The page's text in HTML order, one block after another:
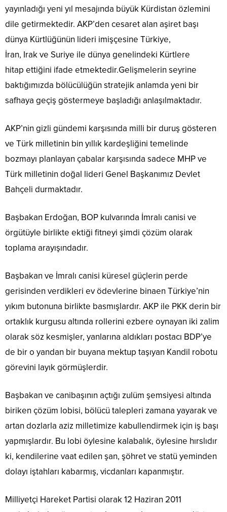
yayınladığı yeni yıl mesajında büyük Kürdistan özlemini
dile getirmektedir. AKP’den cesaret alan aşiret başı
dünya Kürtlüğünün lideri imişçesine Türkiye,
İran, Irak ve Suriye ile dünya genelindeki Kürtlere
hitap ettiğini ifade etmektedir.Gelişmelerin seyrine
baktığımızda bölücülüğün stratejik anlamda yeni bir
safhaya geçiş göstermeye başladığı anlaşılmaktadır.
AKP’nin gizli gündemi karşısında milli bir duruş gösteren
ve Türk milletinin bin yıllık kardeşliğini temelinde
bozmayı planlayan çabalar karşısında sadece MHP ve
Türk milletinin doğal lideri Genel Başkanımız Devlet
Bahçeli durmaktadır.
Başbakan Erdoğan, BOP kulvarında İmralı canisi ve
örgütüyle birlikte ektiği fitneyi şimdi çözüm olarak
toplama arayışındadır.
Başbakan ve İmralı canisi küresel güçlerin perde
gerisinden verdikleri ev ödevlerine binaen Türkiye’nin
yıkım butonuna birlikte basmışlardır. AKP ile PKK derin bir
ortaklık kurgusu altında rollerini ezbere oynayan iki zalim
olarak söz kesmişler, yanlarına aldıkları postacı BDP’ye
de bir o yandan bir buyana mektup taşıyan Kandil robotu
görevini layık görmüşlerdir.
Başbakan ve canibaşının açtığı zulüm şemsiyesi altında
biriken çözüm lobisi, bölücü talepleri zamana yayarak ve
artan dozlarla aziz milletimize kabullendirmek için iş başı
yapmışlardır. Bu lobi öylesine kalabalık, öylesine hırslıdır
ki, kendilerine vaat edilen şan, şöhret ve statü yeminden
dolayı iştahları kabarmış, vicdanları kapanmıştır.
Milliyetçi Hareket Partisi olarak 12 Haziran 2011